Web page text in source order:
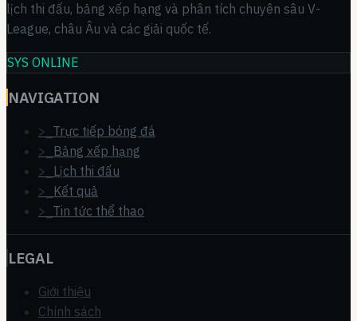
lịch thi đấu, bảng xếp hạng và phân tích chuyên sâu V-
League, châu Âu và các giải quốc tế.
SYS ONLINE
NAVIGATION
>_ Trực tiếp bóng đá
>_ Bảng xếp hạng
>_ Lịch thi đấu
>_ Kết quả
>_ Tin tức thể thao
LEGAL
Giới thiệu
Chính sách